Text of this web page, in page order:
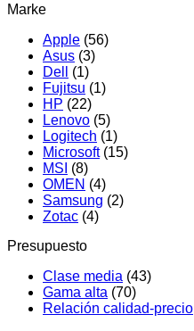
Marke
Apple (56)
Asus (3)
Dell
(1)
Fujitsu (1)
HP (22)
Lenovo (5)
Logitech (1)
Microsoft (15)
MSI (8)
OMEN (4)
Samsung (2)
Zotac (4)
Presupuesto
Clase media (43)
Gama alta (70)
Relación calidad-precio